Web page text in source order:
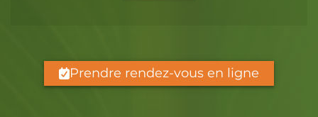
Prendre rendez-vous en ligne